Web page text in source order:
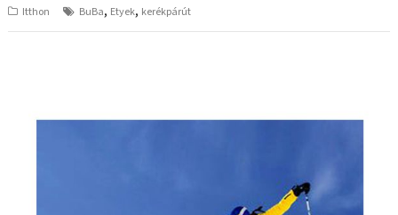
Itthon BuBa, Etyek, kerékpárút